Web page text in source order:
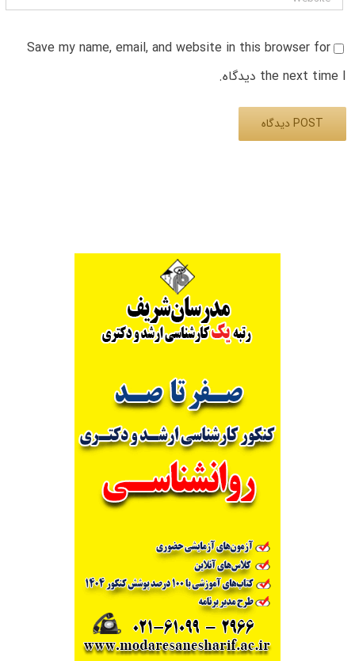
Save my name, email, and website in this browser for
the next time I دیدگاه.